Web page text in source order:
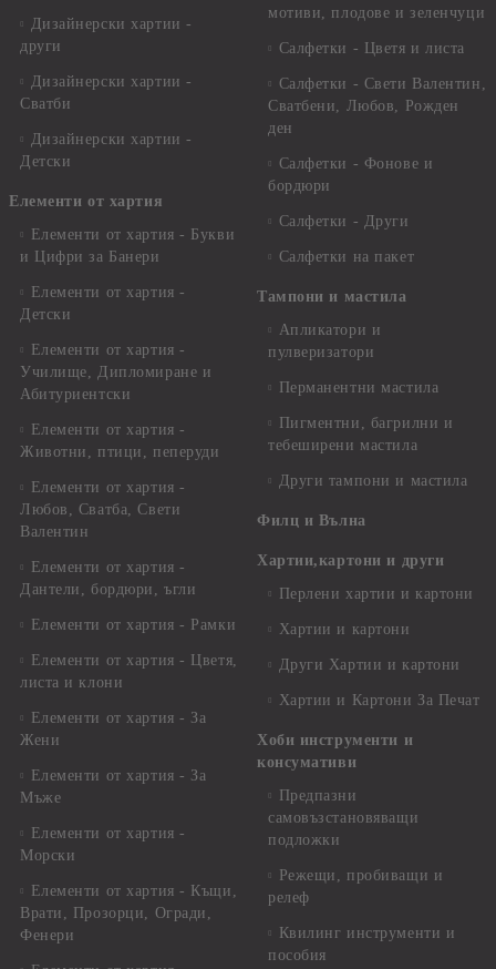
Дизайнерски хартии -
други
Дизайнерски хартии -
Сватби
Дизайнерски хартии -
Детски
Елементи от хартия
Елементи от хартия - Букви
и Цифри за Банери
Елементи от хартия -
Детски
Елементи от хартия -
Училище, Дипломиране и
Абитуриентски
Елементи от хартия -
Животни, птици, пеперуди
Елементи от хартия -
Любов, Сватба, Свети
Валентин
Елементи от хартия -
Дантели, бордюри, ъгли
Елементи от хартия - Рамки
Елементи от хартия - Цветя,
листа и клони
Елементи от хартия - За
Жени
Елементи от хартия - За
Мъже
Елементи от хартия -
Морски
Елементи от хартия - Къщи,
Врати, Прозорци, Огради,
Фенери
мотиви, плодове и зеленчуци
Салфетки - Цветя и листа
Салфетки - Свети Валентин,
Сватбени, Любов, Рожден
ден
Салфетки - Фонове и
бордюри
Салфетки - Други
Салфетки на пакет
Тампони и мастила
Апликатори и
пулверизатори
Перманентни мастила
Пигментни, багрилни и
тебеширени мастила
Други тампони и мастила
Филц и Вълна
Хартии,картони и други
Перлени хартии и картони
Хартии и картони
Други Хартии и картони
Хартии и Картони За Печат
Хоби инструменти и
консумативи
Предпазни
самовъзстановяващи
подложки
Режещи, пробиващи и
релеф
Квилинг инструменти и
пособия